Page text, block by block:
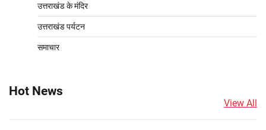
उत्तराखंड के मंदिर
उत्तराखंड पर्यटन
समाचार
Hot News
View All